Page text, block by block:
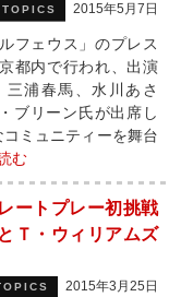
TOPICS 2015年5月7日
フェウス」のプレス
都内で行われ、出演
浦春馬、水川あさ
ブリーン氏が出席し
ミュニティーを舞台
む
ートプレー初挑戦
Ｔ・ウィリアムズ
2015年3月25日